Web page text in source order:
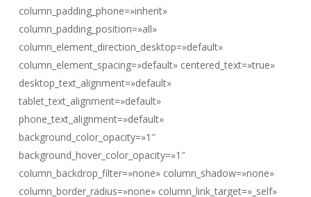
column_padding_phone=»inherit»
column_padding_position=»all»
column_element_direction_desktop=»default»
column_element_spacing=»default» centered_text=»true»
desktop_text_alignment=»default»
tablet_text_alignment=»default»
phone_text_alignment=»default»
background_color_opacity=»1″
background_hover_color_opacity=»1″
column_backdrop_filter=»none» column_shadow=»none»
column_border_radius=»none» column_link_target=»_self»